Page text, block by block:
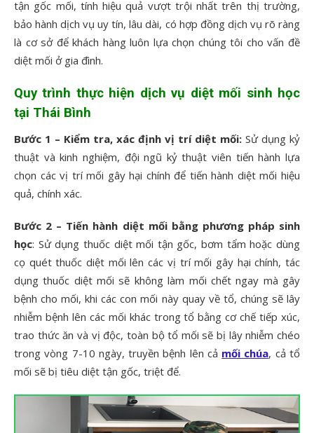
tận gốc mối, tính hiệu quả vượt trội nhất trên thị trường,
bảo hành dịch vụ uy tín, lâu dài, có hợp đồng dịch vụ rõ ràng
là cơ sở để khách hàng luôn lựa chọn chúng tôi cho vấn đề
diệt mối ở gia đình.
Quy trình thực hiện dịch vụ diệt mối sinh học
tại Thái Bình
Bước 1 – Kiểm tra, xác định vị trí diệt mối: Sử dụng kỷ
thuật và kinh nghiệm, đội ngũ kỷ thuật viên tiến hành lựa
chọn các vị trí mối gây hại chính để tiến hành diệt mối hiệu
quả, chính xác.
Bước 2 – Tiến hành diệt mối bằng phương pháp sinh
học: Sử dụng thuốc diệt mối tận gốc, bơm tẩm hoặc dùng
cọ quét thuốc diệt mối lên các vị trí mối gây hại chính, tác
dụng thuốc diệt mối sẽ không làm mối chết ngay mà gây
bệnh cho mối, khi các con mối này quay về tổ, chúng sẽ lây
nhiễm bệnh lên các mối khác trong tổ bằng cơ chế tiếp xúc,
trao thức ăn và vị độc, toàn bộ tổ mối sẽ bị lây nhiễm chéo
trong vòng 7-10 ngày, truyền bệnh lên cả mối chúa, cả tổ
mối sẽ bị tiêu diệt tận gốc, triệt để.